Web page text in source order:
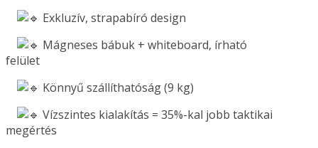
Exkluzív, strapabíró design
Mágneses bábuk + whiteboard, írható
felület
Könnyű szállíthatóság (9 kg)
Vízszintes kialakítás = 35%-kal jobb taktikai
megértés